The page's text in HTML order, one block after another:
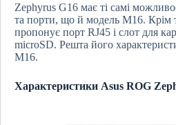
Zephyrus G16 має ті самі
та порти, що й модель M16. Крім
пропонує порт RJ45 і слот для
microSD. Решта його
M16.
Характеристики Asus ROG